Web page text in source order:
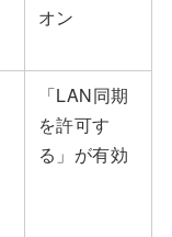
オン
「LAN同期
を許可す
る」が有効